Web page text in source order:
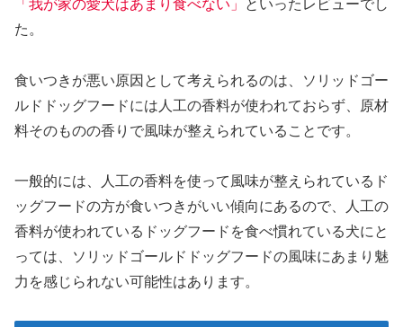
「我が家の愛犬はあまり食べない」
といったレビューでし
た。
食いつきが悪い原因として考えられるのは、ソリッドゴー
ルドドッグフードには人工の香料が使われておらず、原材
料そのものの香りで風味が整えられていることです。
一般的には、人工の香料を使って風味が整えられているド
ッグフードの方が食いつきがいい傾向にあるので、人工の
香料が使われているドッグフードを食べ慣れている犬にと
っては、ソリッドゴールドドッグフードの風味にあまり魅
力を感じられない可能性はあります。